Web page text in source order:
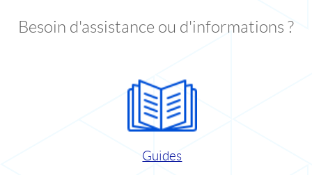
Besoin d'assistance ou d'informations ?
Guides